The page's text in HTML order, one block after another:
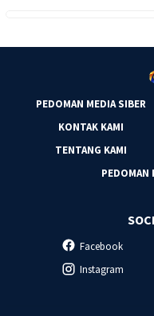
PEDOMAN MEDIA SIBER
KONTAK KAMI
TENTANG KAMI
PEDOMAN
Facebook
Instagram